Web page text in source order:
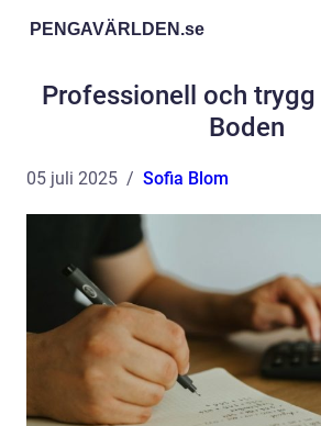
PENGAVÄRLDEN.se
Professionell och
Boden
05 juli 2025 Sofia Blom